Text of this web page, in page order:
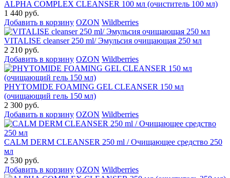
ALPHA COMPLEX СLEANSER 100 мл (очиститель 100 мл)
1 440 руб.
Добавить в корзину OZON Wildberries
VITALISE cleanser 250 ml/ Эмульсия очищающая 250 мл
2 210 руб.
Добавить в корзину OZON Wildberries
PHYTOMIDE FOAMING GEL CLEANSER 150 мл
(очищающий гель 150 мл)
2 300 руб.
Добавить в корзину OZON Wildberries
CALM DERM CLEANSER 250 ml / Очищающее средство 250
мл
2 530 руб.
Добавить в корзину OZON Wildberries